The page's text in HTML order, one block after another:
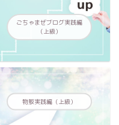
ごちゃまぜブログ実践編
（上級）
物販実践編（上級）